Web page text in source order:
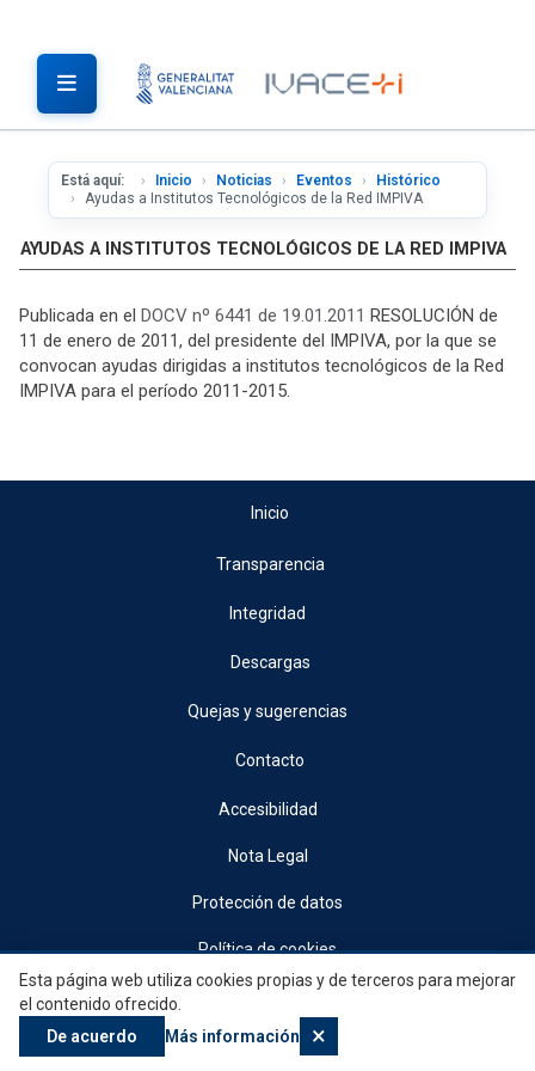
Está aquí: Inicio Noticias Eventos
Histórico
Ayudas a Institutos Tecnológicos de la Red IMPIVA
AYUDAS A INSTITUTOS TECNOLÓGICOS DE LA RED IMPIVA
Publicada en el DOCV nº 6441 de 19.01.2011 RESOLUCIÓN de
11 de enero de 2011, del presidente del IMPIVA, por la que se
convocan ayudas dirigidas a institutos tecnológicos de la Red
IMPIVA para el período 2011-2015.
Inicio
Transparencia
Integridad
Descargas
Quejas y sugerencias
Contacto
Accesibilidad
Nota Legal
Protección de datos
Política de cookies
© 2026, Generalitat • Conselleria d’Indústria, Turisme, Innovació i Comerç •
Institut Valencià de Competitivitat Empresarial
Esta página web utiliza cookies propias y de terceros para mejorar
el contenido ofrecido.
De acuerdo
Más información ×